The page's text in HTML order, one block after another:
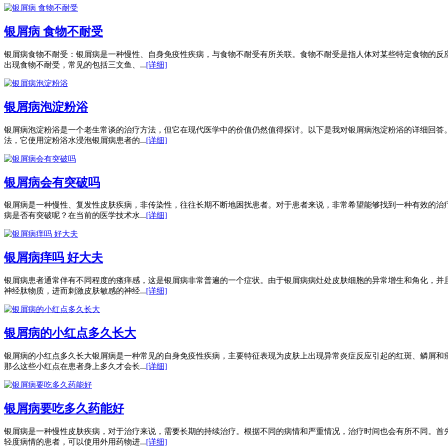
银屑病 食物不耐受
银屑病食物不耐受：银屑病是一种慢性、自身免疫性疾病，与食物不耐受有所关联。食物不耐受是指人体对某些特定食物的
出现食物不耐受，常见的包括三文鱼、...[详细]
银屑病泡淀粉浴
银屑病泡淀粉浴是一个老生常谈的治疗方法，但它在现代医学中的价值仍然值得探讨。以下是我对银屑病泡淀粉浴的详细回
法，它使用淀粉浴水浸泡银屑病患者的...[详细]
银屑病会有突破吗
银屑病是一种慢性、复发性皮肤疾病，非传染性，往往长期不断地困扰患者。对于患者来说，非常希望能够找到一种有效的
病是否有突破呢？在当前的医学技术水...[详细]
银屑病痒吗 好大夫
银屑病患者通常伴有不同程度的瘙痒感，这是银屑病非常普遍的一个症状。由于银屑病病灶处皮肤细胞的异常增生和角化，
神经肽物质，进而刺激皮肤敏感的神经...[详细]
银屑病的小红点多久长大
银屑病的小红点多久长大银屑病是一种常见的自身免疫性疾病，主要特征表现为皮肤上出现异常炎症反应引起的红斑、鳞屑
那么这些小红点在患者身上多久才会长...[详细]
银屑病要吃多久药能好
银屑病是一种慢性皮肤疾病，对于治疗来说，需要长期的持续治疗。根据不同的病情和严重情况，治疗时间也会有所不同。
轻度病情的患者，可以使用外用药物进...[详细]